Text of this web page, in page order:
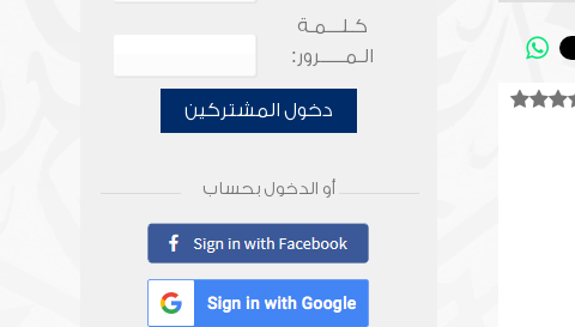
كـلـــمـة
الـمـــــرور:
دخول المشتركين
أو الدخول بحساب